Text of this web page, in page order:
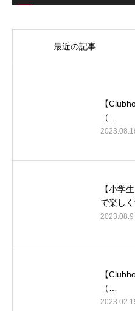
最近の記事
【
（…
【小学
で楽し
2023.08.9
【
（…